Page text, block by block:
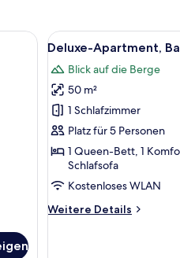
| Hochwertige Bettwaren,
Alle
Fotos
für
Deluxe-
Apartment,
Balkon,
Bergblick
anzeigen
17
Deluxe-Apartment,
Blick auf die Berge
50 m²
1 Schlafzimmer
Platz für 5 Personen
1 Queen-Bett, 1
Schlafsofa
Kostenloses WLAN
Weitere Details
Weitere